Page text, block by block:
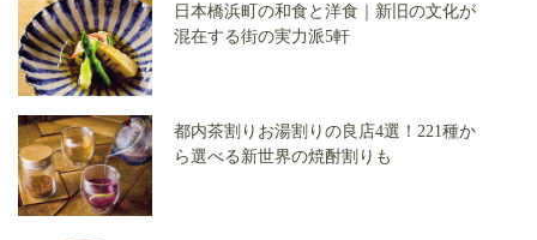
日本橋浜町の和食と洋食｜新旧の文化が
混在する街の実力派5軒
都内茶割りお湯割りの良店4選！221種か
ら選べる新世界の焼酎割りも